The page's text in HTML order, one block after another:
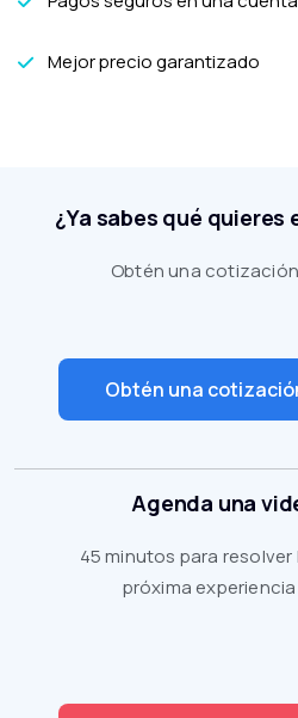
Mejor precio garantizado
¿Ya sabes qué
Obtén una
Obtén una
Agenda una
45 minutos para
próxima